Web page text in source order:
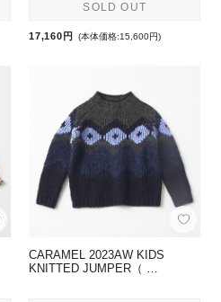
SOLD OUT
17,160円 (本体価格:15,600円)
CARAMEL 2023AW KIDS
KNITTED JUMPER（ …